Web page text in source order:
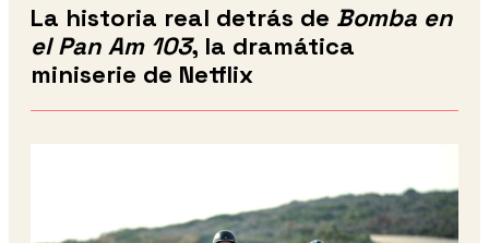
La historia real detrás de Bomba en
el Pan Am 103, la dramática
miniserie de Netflix